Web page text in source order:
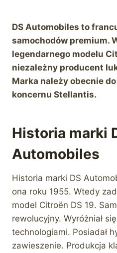
DS Automobiles to
samochodów premium.
legendarnego modelu
niezależny producent
Marka należy obecnie
koncernu Stellantis.
Historia marki
Automobiles
Historia marki DS
ona roku 1955. Wtedy
model Citroën DS 19.
rewolucyjny. Wyróżniał
technologiami. Posiadał
zawieszenie. Produkcja